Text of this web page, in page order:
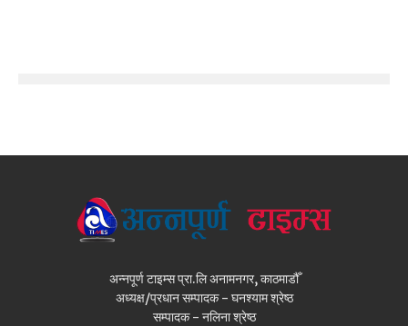
अन्नपूर्ण टाइम्स प्रा.लि अनामनगर, काठमाडौँ
अध्यक्ष/प्रधान सम्पादक - घनश्याम श्रेष्ठ
सम्पादक - नलिना श्रेष्ठ